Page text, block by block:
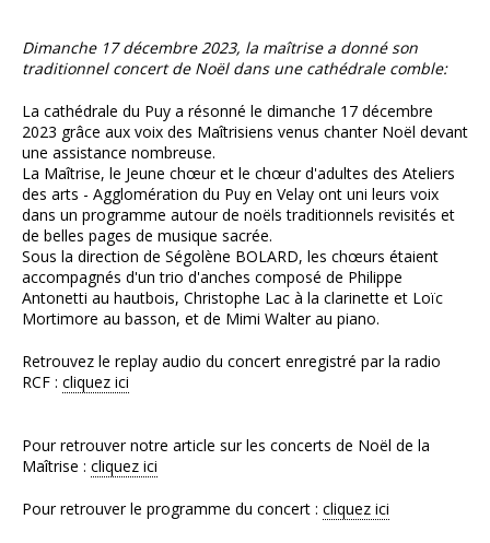
Dimanche 17 décembre 2023, la maîtrise a donné son
traditionnel concert de Noël dans une cathédrale comble:
La cathédrale du Puy a résonné le dimanche 17 décembre
2023 grâce aux voix des Maîtrisiens venus chanter Noël devant
une assistance nombreuse.
La Maîtrise, le Jeune chœur et le chœur d'adultes des Ateliers
des arts - Agglomération du Puy en Velay ont uni leurs voix
dans un programme autour de noëls traditionnels revisités et
de belles pages de musique sacrée.
Sous la direction de Ségolène BOLARD, les chœurs étaient
accompagnés d'un trio d'anches composé de Philippe
Antonetti au hautbois, Christophe Lac à la clarinette et Loïc
Mortimore au basson, et de Mimi Walter au piano.
Retrouvez le replay audio du concert enregistré par la radio
RCF : cliquez ici
Pour retrouver notre article sur les concerts de Noël de la
Maîtrise : cliquez ici
Pour retrouver le programme du concert : cliquez ici